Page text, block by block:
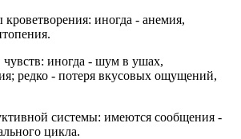
иногда - анемия,
иногда - шум в ушах,
редко - потеря вкусовых ощущений,
системы: имеются сообщения -
цикла.